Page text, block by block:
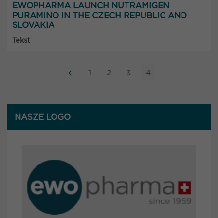
NASZE LOGO
EWOPHARMA LAUNCH NUTRAMIGEN
PURAMINO IN THE CZECH REPUBLIC AND
SLOVAKIA
Tekst
1 2 3 4